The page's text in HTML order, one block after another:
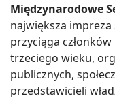
Międzynarodowe
największa
przyciąga
trzeciego wieku,
publicznych,
przedstawicieli